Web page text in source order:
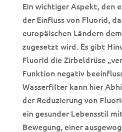
Ein wichtiger Aspekt, den
der Einfluss von Fluorid,
europäischen Ländern
zugesetzt wird. Es gibt
Fluorid die Zirbeldrüse
Funktion negativ
Wasserfilter kann hier
der Reduzierung von
ein gesunder Lebensstil
Bewegung, einer